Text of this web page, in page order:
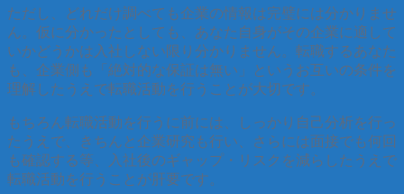
ただし、どれだけ調べても企業の情報は完璧には分かりませ
ん。仮に分かったとしても、あなた自身がその企業に適して
いかどうかは入社しない限り分かりません。転職するあなた
も、企業側も「絶対的な保証は無い」というお互いの条件を
理解したうえで転職活動を行うことが大切です。
もちろん転職活動を行うに前には、しっかり自己分析を行っ
たうえで、きちんと企業研究も行い、さらには面接でも何回
も確認する等、入社後のギャップ・リスクを減らしたうえで
転職活動を行うことが肝要です。